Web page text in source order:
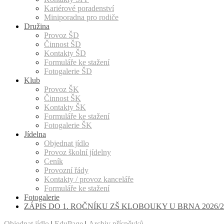
Kariérové poradenství
Miniporadna pro rodiče
Družina
Provoz ŠD
Činnost ŠD
Kontakty ŠD
Formuláře ke stažení
Fotogalerie ŠD
Klub
Provoz ŠK
Činnost ŠK
Kontakty ŠK
Formuláře ke stažení
Fotogalerie ŠK
Jídelna
Objednat jídlo
Provoz školní jídelny
Ceník
Provozní řády
Kontakty / provoz kanceláře
Formuláře ke stažení
Fotogalerie
ZÁPIS DO 1. ROČNÍKU ZŠ KLOBOUKY U BRNA 2026/